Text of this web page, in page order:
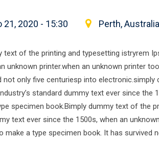
21, 2020 - 15:30 Perth, Australia
text of the printing and typesetting istryrem
unknown printer.when an unknown printer
not only five centuriesp into
standard dummy text ever since
specimen book.Bimply dummy text of the
text ever since the 1500s, when an
make a type specimen book. It has